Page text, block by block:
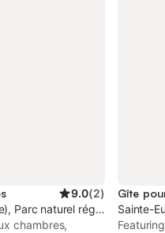
9.0(2)
Parc naturel régional des
chambres,
Gîte
Sainte-